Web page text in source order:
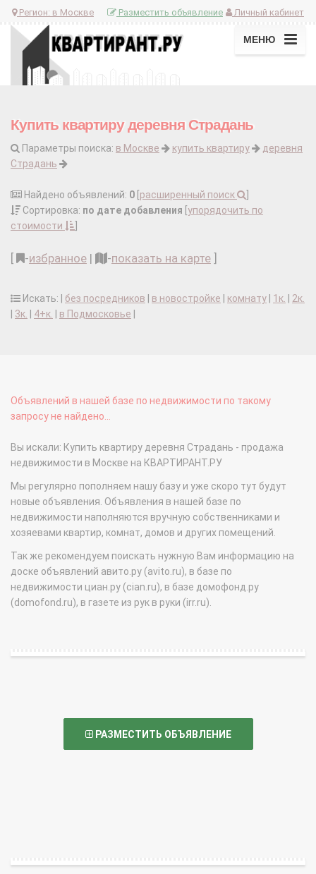
Регион: в Москве Личный кабинет
Разместить объявление
МЕНЮ
Купить квартиру деревня Страдань
Параметры поиска: в Москве купить квартиру
деревня
Страдань
Найдено объявлений: 0 расширенный поиск
Сортировка: по дате добавления упорядочить по
стоимости
-избранное | -показать на карте
Искать: | без посредников в новостройке комнату 1к.
2к.
3к. 4+к. в Подмосковье
Объявлений в нашей базе по недвижимости по такому
запросу не найдено...
Вы искали: Купить квартиру деревня Страдань - продажа
недвижимости в Москве на КВАРТИРАНТ.РУ
Мы регулярно пополняем нашу базу и уже скоро тут будут
новые объявления. Объявления в нашей базе по
недвижимости наполняются вручную собственниками и
хозяевами квартир, комнат, домов и других помещений.
Так же рекомендуем поискать нужную Вам информацию на
доске объявлений авито.ру (avito.ru), в базе по
недвижимости циан.ру (cian.ru), в базе домофонд.ру
(domofond.ru), в газете из рук в руки (irr.ru).
РАЗМЕСТИТЬ ОБЪЯВЛЕНИЕ